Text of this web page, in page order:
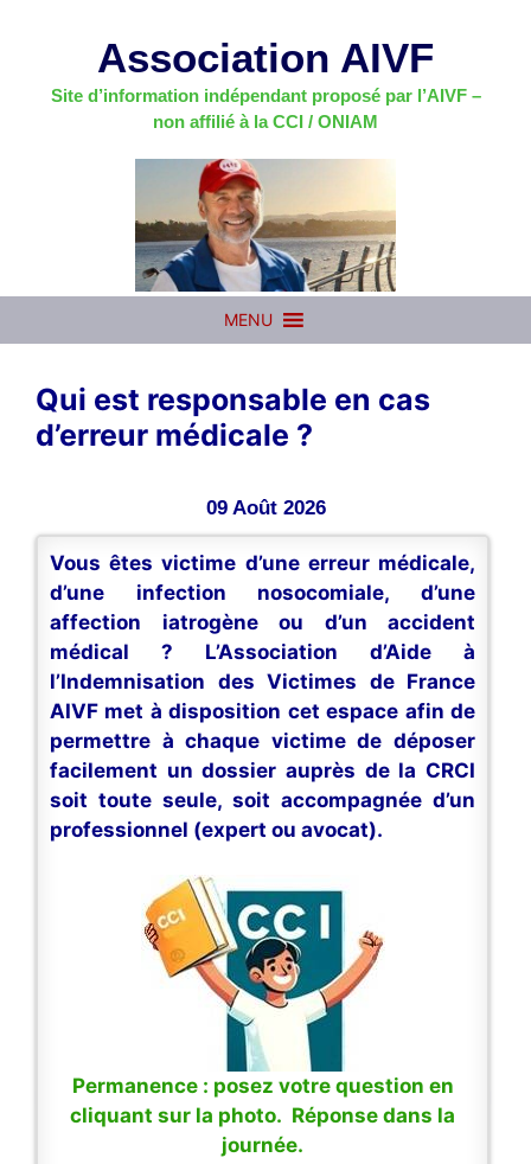
Association AIVF
Site d’information indépendant proposé par l’AIVF –
non affilié à la CCI / ONIAM
MENU
Qui est responsable en cas
d’erreur médicale ?
09 Août 2026
Vous êtes victime d’une erreur médicale,
d’une infection nosocomiale, d’une
affection iatrogène ou d’un accident
médical ? L’Association d’Aide à
l’Indemnisation des Victimes de France
AIVF met à disposition cet espace afin de
permettre à chaque victime de déposer
facilement un dossier auprès de la CRCI
soit toute seule, soit accompagnée d’un
professionnel (expert ou avocat).
Permanence : posez votre question en
cliquant sur la photo. Réponse dans la
journée.